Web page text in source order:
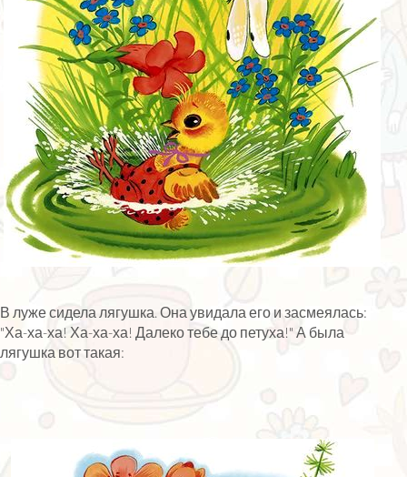
В луже сидела лягушка. Она увидала его и засмеялась:
"Ха-ха-ха! Ха-ха-ха! Далеко тебе до петуха!" А была
лягушка вот такая: